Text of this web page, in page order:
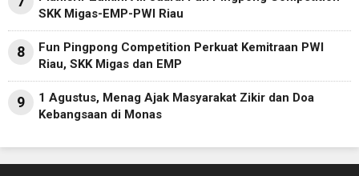
SKK Migas-EMP-PWI Riau
8
Fun Pingpong Competition Perkuat Kemitraan PWI
Riau, SKK Migas dan EMP
9
1 Agustus, Menag Ajak Masyarakat Zikir dan Doa
Kebangsaan di Monas